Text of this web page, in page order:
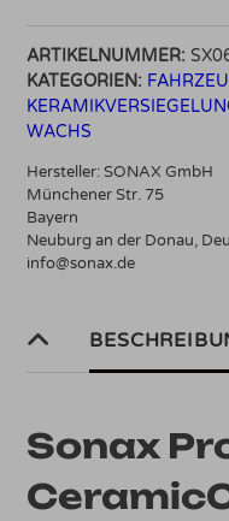
PRO
50ml
Menge
ARTIKELNUMMER:
KATEGORIEN:
WACHS
Hersteller:SONAX GmbH
Münchener Str. 75
Bayern
Neuburg an der Donau,
info@sonax.de
Sonax